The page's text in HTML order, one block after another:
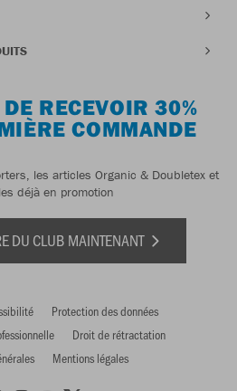
RECEVOIR 30%
COMMANDE
les articles Organic & Doubletex et
déjà en promotion
DU CLUB MAINTENANT
Protection des données
Droit de rétractation
Mentions légales